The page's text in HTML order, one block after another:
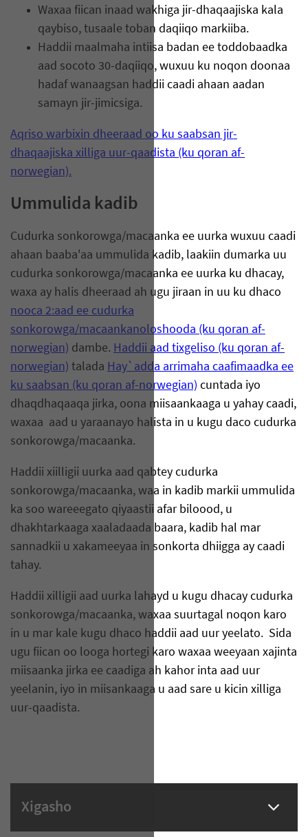
Waxaa fiican inaad wakhiga jir-dhaqaajiska kala
qaybiso, tusaale toban daqiiqo markiiba.
Haddii maalmaha intiisa badan ee toddobaadka
aad socoto 30-daqiiqo, wuxuu ku noqon doonaa
hadaf wanaagsan haddii caadi ahaan aadan
samayn jir-jimicsiga.
Aqriso warbixin dheeraad oo ku saabsan jir-
dhaqaajiska xilliga uur-qaadista (ku qoran af-
norwegian).
Ummulida kadib
Cudurka sonkorowga/macaanka ee uurka wuxuu caadi
ahaan baaba'aa ummulida kadib, laakiin dumarka uu
cudurka sonkorowga/macaanka ee uurka ku dhacay,
waxa ay halis dheeraad ah ugu jiraan in uu ku dhaco
nooca 2:aad ee cudurka
sonkorowga/macaankanoloshooda (ku qoran af-
norwegian) dambe. Haddii aad tixgeliso (ku qoran af-
norwegian) talada Hay`adda arrimaha caafimaadka ee
ku saabsan (ku qoran af-norwegian) cuntada iyo
dhaqdhaqaaqa jirka, oona miisaankaaga u yahay caadi,
waxaa aad u yaraanayo halista in u kugu daco cudurka
sonkorowga/macaanka.
Haddii xiilligii uurka aad qabtey cudurka
sonkorowga/macaanka, waa in kadib markii ummulida
ka soo wareeegato qiyaastii afar biloood, u
dhakhtarkaaga xaaladaada baara, kadib hal mar
sannadkii u xakameeyaa in sonkorta dhiigga ay caadi
tahay.
Haddii xilligii aad uurka lahayd u kugu dhacay cudurka
sonkorowga/macaanka, waxaa suurtagal noqon karo
in u mar kale kugu dhaco haddii aad uur yeelato. Sida
ugu fiican oo looga hortegi karo waxaa weeyaan xajinta
miisaanka jirka ee caadiga ah kahor inta aad uur
yeelanin, iyo in miisankaaga u aad sare u kicin xilliga
uur-qaadista.
Xigasho